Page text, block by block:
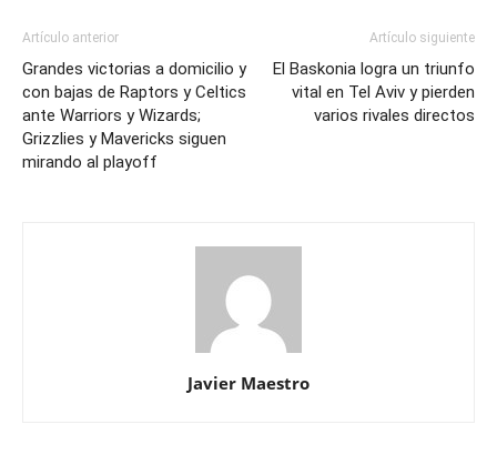
Artículo anterior
Grandes victorias a domicilio y
con bajas de Raptors y Celtics
ante Warriors y Wizards;
Grizzlies y Mavericks siguen
mirando al playoff
Artículo siguiente
El Baskonia logra un triunfo
vital en Tel Aviv y pierden
varios rivales directos
Javier Maestro